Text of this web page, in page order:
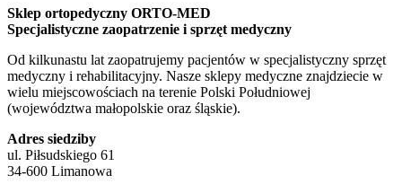
Sklep ortopedyczny ORTO-MED
Specjalistyczne zaopatrzenie i sprzęt medyczny
Od kilkunastu lat zaopatrujemy pacjentów w specjalistyczny sprzęt
medyczny i rehabilitacyjny. Nasze sklepy medyczne znajdziecie w
wielu miejscowościach na terenie Polski Południowej
(województwa małopolskie oraz śląskie).
Adres siedziby
ul. Piłsudskiego 61
34-600 Limanowa